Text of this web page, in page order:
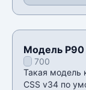
Модель P90
v34700
Такая модель
CSS v34 по